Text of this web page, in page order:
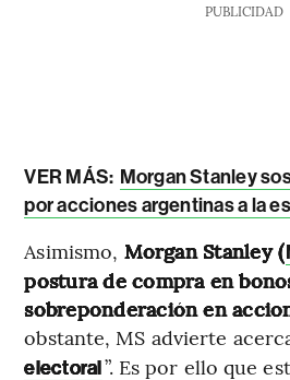
PUBLICIDAD
VER MÁS: Morgan Stanley
por acciones argentinas a la
Asimismo, Morgan Stanley (
postura de compra en
sobreponderación en
obstante, MS advierte
electoral”. Es por ello que